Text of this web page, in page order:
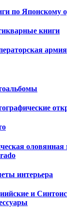
по Японскому
книги
армия
интерьера
и